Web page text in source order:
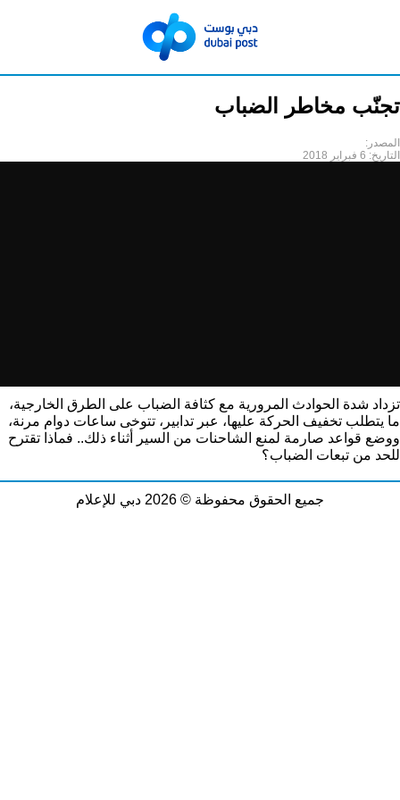
تجنّب مخاطر الضباب
المصدر:
التاريخ: 6 فبراير 2018
تزداد شدة الحوادث المرورية مع كثافة الضباب على الطرق الخارجية،
ما يتطلب تخفيف الحركة عليها، عبر تدابير، تتوخى ساعات دوام مرنة،
ووضع قواعد صارمة لمنع الشاحنات من السير أثناء ذلك.. فماذا تقترح
للحد من تبعات الضباب؟
جميع الحقوق محفوظة © 2026 دبي للإعلام